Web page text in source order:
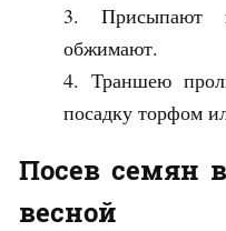
Присыпают
обжимают.
Траншею
посадку торфом
Посев семян
весной